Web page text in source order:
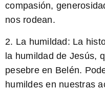
compasión,
nos rodean.
2. La humildad: La
la humildad de Jesús,
pesebre en Belén.
humildes en nuestras